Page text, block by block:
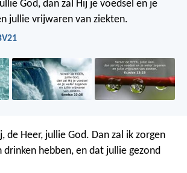
God, dan zal Hij je voedsel en je
jullie vrijwaren van ziekten.
de Heer, jullie God. Dan zal ik zorgen
hebben, en dat jullie gezond